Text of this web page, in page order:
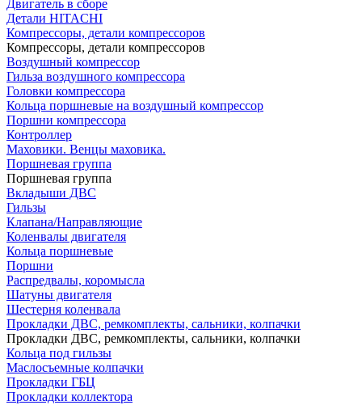
Двигатель в сборе
Детали HITACHI
Компрессоры, детали компрессоров
Компрессоры, детали компрессоров
Воздушный компрессор
Гильза воздушного компрессора
Головки компрессора
Кольца поршневые на воздушный компрессор
Поршни компрессора
Контроллер
Маховики. Венцы маховика.
Поршневая группа
Поршневая группа
Вкладыши ДВС
Гильзы
Клапана/Направляющие
Коленвалы двигателя
Кольца поршневые
Поршни
Распредвалы, коромысла
Шатуны двигателя
Шестерня коленвала
Прокладки ДВС, ремкомплекты, сальники, колпачки
Прокладки ДВС, ремкомплекты, сальники, колпачки
Кольца под гильзы
Маслосъемные колпачки
Прокладки ГБЦ
Прокладки коллектора